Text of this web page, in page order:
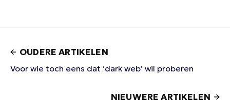
OUDERE ARTIKELEN
Voor wie toch eens dat ‘dark web’ wil proberen
NIEUWERE ARTIKELEN